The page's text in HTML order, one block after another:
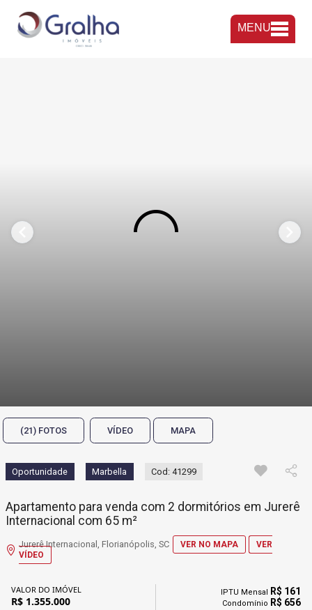
MENU
(21) FOTOS VÍDEO MAPA
Oportunidade Marbella Cod: 41299
Apartamento para venda com 2 dormitórios em Jurerê
Internacional com 65 m²
Jurerê Internacional, Florianópolis, SC VER NO MAPA
VER
VÍDEO
VALOR DO IMÓVEL
R$ 1.355.000
IPTU Mensal R$ 161
Condomínio R$ 656